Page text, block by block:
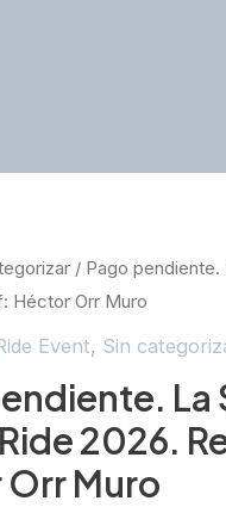
/ Pago pendiente.
Héctor Orr Muro
Event, Sin
La
2026.
Muro